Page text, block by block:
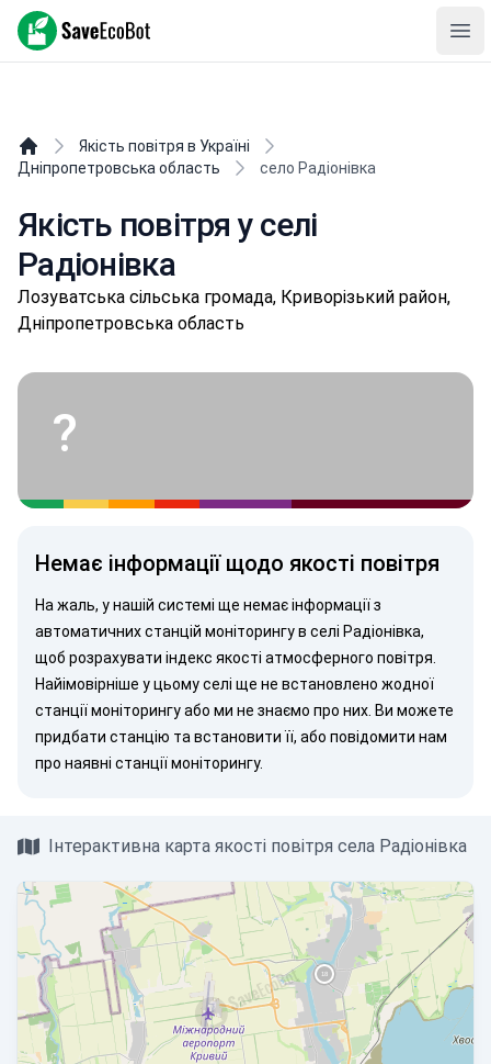
SaveEcoBot
Якість повітря в Україні
Дніпропетровська область
село Радіонівка
Якість повітря у селі
Радіонівка
Лoзувaтськa сільська громада, Криворізький район,
Дніпропетровська область
?
Немає інформації щодо якості повітря
На жаль, у нашій системі ще немає інформації з
автоматичних станцій моніторингу в селі Радіонівка,
щоб розрахувати індекс якості атмосферного повітря.
Найімовірніше у цьому селі ще не встановлено жодної
станції моніторингу або ми не знаємо про них. Ви можете
придбати станцію та встановити її, або повідомити нам
про наявні станції моніторингу.
Інтерактивна карта якості повітря села Радіонівка